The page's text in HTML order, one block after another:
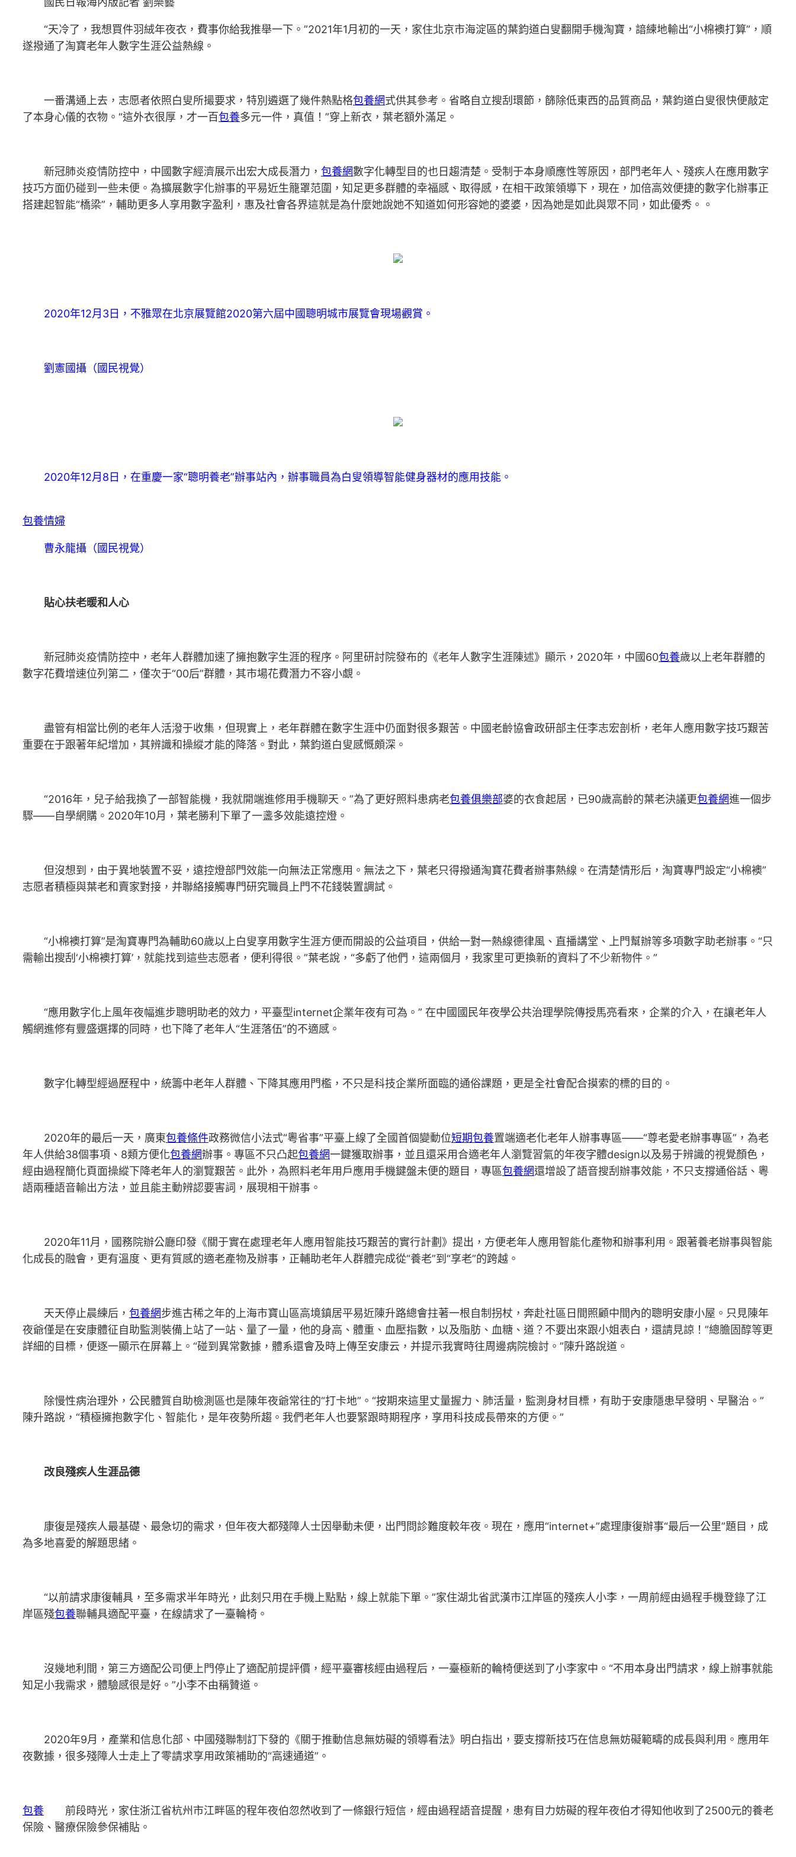
“天冷了，我想買件羽絨年夜衣，費事你給我推舉一下。”2021年1月初的一天，家住北京市海淀區的葉鈞道白叟翻開手機淘寶，諳練地輸出“小棉襖打算”，順
遂撥通了淘寶老年人數字生涯公益熱線。
一番溝通上去，志愿者依照白叟所撮要求，特別遴選了幾件熱點格包養網式供其參考。省略自立搜刮環節，篩除低東西的品質商品，葉鈞道白叟很快便敲定
了本身心儀的衣物。“這外衣很厚，才一百包養多元一件，真值！”穿上新衣，葉老額外滿足。
新冠肺炎疫情防控中，中國數字經濟展示出宏大成長潛力， 包養網數字化轉型目的也日趨清楚。受制于本身順應性等原因，部門老年人、殘疾人在應用數字
技巧方面仍碰到一些未便。為擴展數字化辦事的平易近生籠罩范圍，知足更多群體的幸福感、取得感，在相干政策領導下，現在，加倍高效便捷的數字化辦事正
搭建起智能“橋梁”，輔助更多人享用數字盈利，惠及社會各界這就是為什麼她說她不知道如何形容她的婆婆，因為她是如此與眾不同，如此優秀。。
2020年12月3日，不雅眾在北京展覽館2020第六屆中國聰明城市展覽會現場觀賞。
劉憲國攝（國民視覺）
2020年12月8日，在重慶一家“聰明養老”辦事站內，辦事職員為白叟領導智能健身器材的應用技能。
包養情婦
曹永龍攝（國民視覺）
貼心扶老暖和人心
新冠肺炎疫情防控中，老年人群體加速了擁抱數字生涯的程序。阿里研討院發布的《老年人數字生涯陳述》顯示，2020年，中國60包養歲以上老年群體的
數字花費增速位列第二，僅次于“00后”群體，其市場花費潛力不容小覷。
盡管有相當比例的老年人活潑于收集，但現實上，老年群體在數字生涯中仍面對很多艱苦。中國老齡協會政研部主任李志宏剖析，老年人應用數字技巧艱苦
重要在于跟著年紀增加，其辨識和操縱才能的降落。對此，葉鈞道白叟感慨頗深。
“2016年，兒子給我換了一部智能機，我就開端進修用手機聊天。”為了更好照料患病老包養俱樂部婆的衣食起居，已90歲高齡的葉老決議更包養網進一個步
驟——自學網購。2020年10月，葉老勝利下單了一盞多效能遠控燈。
但沒想到，由于異地裝置不妥，遠控燈部門效能一向無法正常應用。無法之下，葉老只得撥通淘寶花費者辦事熱線。在清楚情形后，淘寶專門設定“小棉襖”
志愿者積極與葉老和賣家對接，并聯絡接觸專門研究職員上門不花錢裝置調試。
“小棉襖打算”是淘寶專門為輔助60歲以上白叟享用數字生涯方便而開設的公益項目，供給一對一熱線德律風、直播講堂、上門幫辦等多項數字助老辦事。“只
需輸出搜刮‘小棉襖打算’，就能找到這些志愿者，便利得很。”葉老說，“多虧了他們，這兩個月，我家里可更換新的資料了不少新物件。”
“應用數字化上風年夜幅進步聰明助老的效力，平臺型internet企業年夜有可為。” 在中國國民年夜學公共治理學院傳授馬亮看來，企業的介入，在讓老年人
觸網進修有豐盛選擇的同時，也下降了老年人“生涯落伍”的不適感。
數字化轉型經過歷程中，統籌中老年人群體、下降其應用門檻，不只是科技企業所面臨的通俗課題，更是全社會配合摸索的標的目的。
2020年的最后一天，廣東包養條件政務微信小法式“粵省事”平臺上線了全國首個變動位短期包養置端適老化老年人辦事專區——“尊老愛老辦事專區”，為老
年人供給38個事項、8類方便化包養網辦事。專區不只凸起包養網一鍵獲取辦事，並且還采用合適老年人瀏覽習氣的年夜字體design以及易于辨識的視覺顏色，
經由過程簡化頁面操縱下降老年人的瀏覽艱苦。此外，為照料老年用戶應用手機鍵盤未便的題目，專區包養網還增設了語音搜刮辦事效能，不只支撐通俗話、粵
語兩種語音輸出方法，並且能主動辨認要害詞，展現相干辦事。
2020年11月，國務院辦公廳印發《關于實在處理老年人應用智能技巧艱苦的實行計劃》提出，方便老年人應用智能化產物和辦事利用。跟著養老辦事與智能
化成長的融會，更有溫度、更有質感的適老產物及辦事，正輔助老年人群體完成從“養老”到“享老”的跨越。
天天停止晨練后， 包養網步進古稀之年的上海市寶山區高境鎮居平易近陳升路總會拄著一根自制拐杖，奔赴社區日間照顧中間內的聰明安康小屋。只見陳年
夜爺僅是在安康體征自助監測裝備上站了一站、量了一量，他的身高、體重、血壓指數，以及脂肪、血糖、道？不要出來跟小姐表白，還請見諒！”總膽固醇等更
詳細的目標，便逐一顯示在屏幕上。“碰到異常數據，體系還會及時上傳至安康云，并提示我實時往周邊病院檢討。”陳升路說道。
除慢性病治理外，公民體質自助檢測區也是陳年夜爺常往的“打卡地”。“按期來這里丈量握力、肺活量，監測身材目標，有助于安康隱患早發明、早醫治。”
陳升路說，“積極擁抱數字化、智能化，是年夜勢所趨。我們老年人也要緊跟時期程序，享用科技成長帶來的方便。”
改良殘疾人生涯品德
康復是殘疾人最基礎、最急切的需求，但年夜大都殘障人士因舉動未便，出門問診難度較年夜。現在，應用“internet+”處理康復辦事“最后一公里”題目，成
為多地喜愛的解題思緒。
“以前請求康復輔具，至多需求半年時光，此刻只用在手機上點點，線上就能下單。”家住湖北省武漢市江岸區的殘疾人小李，一周前經由過程手機登錄了江
岸區殘包養聯輔具適配平臺，在線請求了一臺輪椅。
沒幾地利間，第三方適配公司便上門停止了適配前提評價，經平臺審核經由過程后，一臺極新的輪椅便送到了小李家中。“不用本身出門請求，線上辦事就能
知足小我需求，體驗感很是好。”小李不由稱贊道。
2020年9月，產業和信息化部、中國殘聯制訂下發的《關于推動信息無妨礙的領導看法》明白指出，要支撐新技巧在信息無妨礙範疇的成長與利用。應用年
夜數據，很多殘障人士走上了零請求享用政策補助的“高速通道”。
包養 前段時光，家住浙江省杭州市江畔區的程年夜伯忽然收到了一條銀行短信，經由過程語音提醒，患有目力妨礙的程年夜伯才得知他收到了2500元的養老
保險、醫療保險參保補貼。